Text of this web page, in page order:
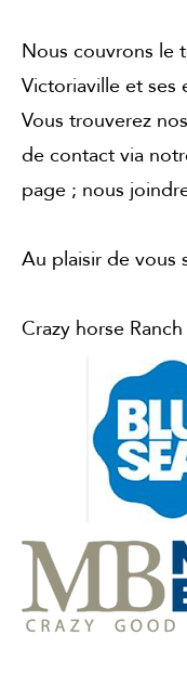
Nous couvrons le
Victoriaville et ses
Vous trouverez
de contact via
page ; nous
Au plaisir de vous
Crazy horse Ranch